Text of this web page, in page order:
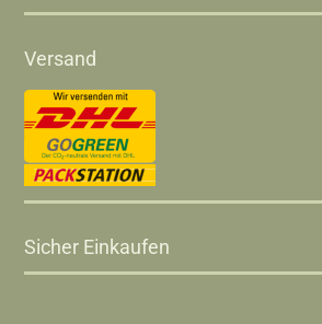
Versand
Sicher Einkaufen